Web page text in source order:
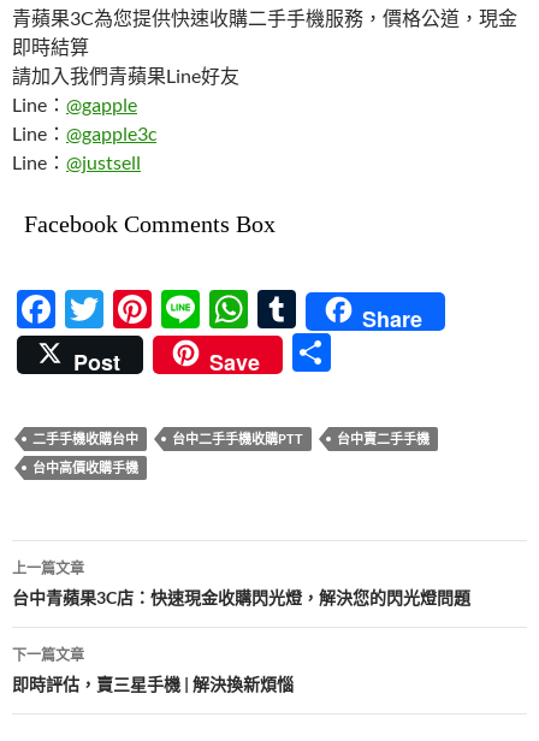
青蘋果3C為您提供快速收購二手手機服務，價格公道，現金
即時結算
請加入我們青蘋果Line好友
Line： @gapple
Line： @gapple3c
Line： @justsell
Facebook Comments Box
F
ac
e
b
o
k
T
w
itt
er
Pi
nt
er
es
t
Li
n
e
W
h
at
s
A
p
T
u
m
bl
r
Share
Post
Save
二手手機收購台中 台中二手手機收購PTT
台中賣二手手機
台中高價收購手機
文
章
導
覽
上一篇文章
台中青蘋果3C店：快速現金收購閃光燈，解決您的閃光燈問題
下一篇文章
即時評估，賣三星手機 | 解決換新煩惱